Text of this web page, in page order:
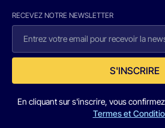
RECEVEZ NOTRE NEWSLETTER
S'INSCRIRE
En cliquant sur s'inscrire, vous
Termes et